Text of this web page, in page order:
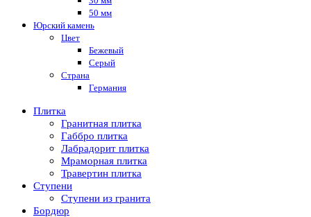
50 мм
Юрский камень
Цвет
Бежевый
Серый
Страна
Германия
Плитка
Гранитная плитка
Габбро плитка
Лабрадорит плитка
Мраморная плитка
Травертин плитка
Ступени
Ступени из гранита
Бордюр